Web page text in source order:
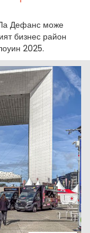
Дефанс може
бизнес район
2025.